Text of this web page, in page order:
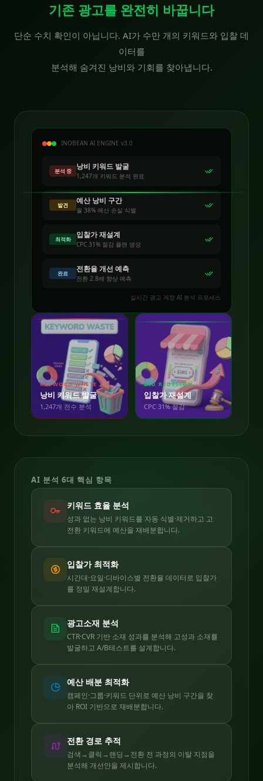
기존 광고를 완전히 바꿉니다
단순 수치 확인이 아닙니다. AI가 수만 개의 키워드와 입찰 데
이터를
분석해 숨겨진 낭비와 기회를 찾아냅니다.
INOBEAN AI ENGINE v3.0
분석 중 낭비 키워드 발굴
1,247개 키워드 분석 완료
발견 예산 낭비 구간
월 38% 예산 손실 식별
최적화 입찰가 재설계
CPC 31% 절감 플랜 생성
완료 전환율 개선 예측
전환 2.8배 향상 예측
실시간 광고 계정 AI 분석 프로세스
KEYWORD WASTE
낭비 키워드 발굴
1,247개 전수 분석
BID REDESIGN
입찰가 재설계
CPC 31% 절감
AI 분석 6대 핵심 항목
키워드 효율 분석
성과 없는 낭비 키워드를 자동 식별·제거하고 고
전환 키워드에 예산을 재배분합니다.
입찰가 최적화
시간대·요일·디바이스별 전환율 데이터로 입찰가
를 정밀 재설계합니다.
광고소재 분석
CTR·CVR 기반 소재 성과를 분석해 고성과 소재를
발굴하고 A/B테스트를 설계합니다.
예산 배분 최적화
캠페인·그룹·키워드 단위로 예산 낭비 구간을 찾
아 ROI 기반으로 재배분합니다.
전환 경로 추적
검색→클릭→랜딩→전환 전 과정의 이탈 지점을
분석해 개선안을 제시합니다.